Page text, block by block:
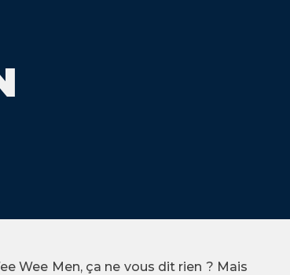
Wee Men, ça ne vous dit rien ? Mais